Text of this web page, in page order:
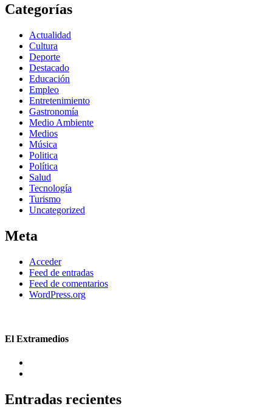
Categorías
Actualidad
Cultura
Deporte
Destacado
Educación
Empleo
Entretenimiento
Gastronomía
Medio Ambiente
Medios
Música
Politica
Política
Salud
Tecnología
Turismo
Uncategorized
Meta
Acceder
Feed de entradas
Feed de comentarios
WordPress.org
El Extramedios
Entradas recientes